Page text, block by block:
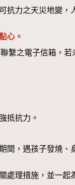
抗力之天災地變，
心。
繫之電子信箱，
抵抗力。
間，遇孩子發燒
處理措施，並一起